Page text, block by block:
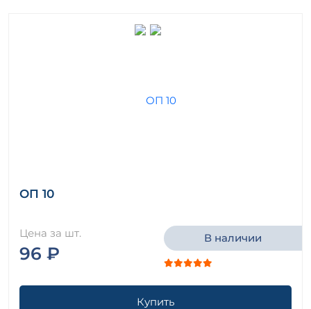
ОП 10
Цена за шт.
96 ₽
В наличии
Купить